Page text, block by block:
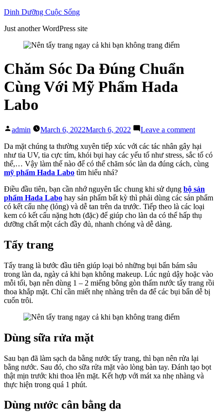
Skip
content
Dinh Dưỡng Cuộc Sống
Just another WordPress site
Chăm Sóc Da Đúng Chuẩn
Cùng Với Mỹ Phẩm Hada
Labo
Posted
admin March 6, 2022March 6, 2022 Leave a commenton
Sóc
Da
Đúng
Với
Mỹ
Phẩm
Hada
Da mặt chúng ta thường xuyên tiếp xúc với các tác nhân gây hại
như tia UV, tia cực tím, khói bụi hay các yếu tố như stress, sắc tố có
thể,… Vậy làm thế nào để có thể chăm sóc làn da đúng cách, cùng
mỹ phẩm Hada Labo tìm hiểu nhá?
Điều đầu tiên, bạn cần nhớ nguyên tắc chung khi sử dụng bộ sản
phẩm Hada Labo hay sản phẩm bất kỳ thì phải dùng các sản phẩm
có kết cấu nhẹ (lỏng) và dễ tan trên da trước. Tiếp theo là các loại
kem có kết cấu nặng hơn (đặc) để giúp cho làn da có thể hấp thụ
dưỡng chất một cách đầy đủ, nhanh chóng và dễ dàng.
Tẩy trang
Tẩy trang là bước đầu tiên giúp loại bỏ những bụi bẩn bám sâu
trong làn da, ngày cả khi bạn không makeup. Lúc ngủ dậy hoặc vào
mỗi tối, bạn nên dùng 1 – 2 miếng bông gòn thấm nước tẩy trang rồi
thoa khắp mặt. Chỉ cần miết nhẹ nhàng trên da để các bụi bẩn dễ bị
cuốn trôi.
Dùng sữa rửa mặt
Sau bạn đã làm sạch da bằng nước tẩy trang, thì bạn nên rửa lại
bằng nước. Sau đó, cho sữa rửa mặt vào lòng bàn tay. Đánh tạo bọt
thật mịn trước khi thoa lên mặt. Kết hợp với mát xa nhẹ nhàng và
thực hiện trong quá 1 phút.
Dùng nước cân bằng da